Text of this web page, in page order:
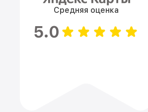
Средняя оценка
5.0